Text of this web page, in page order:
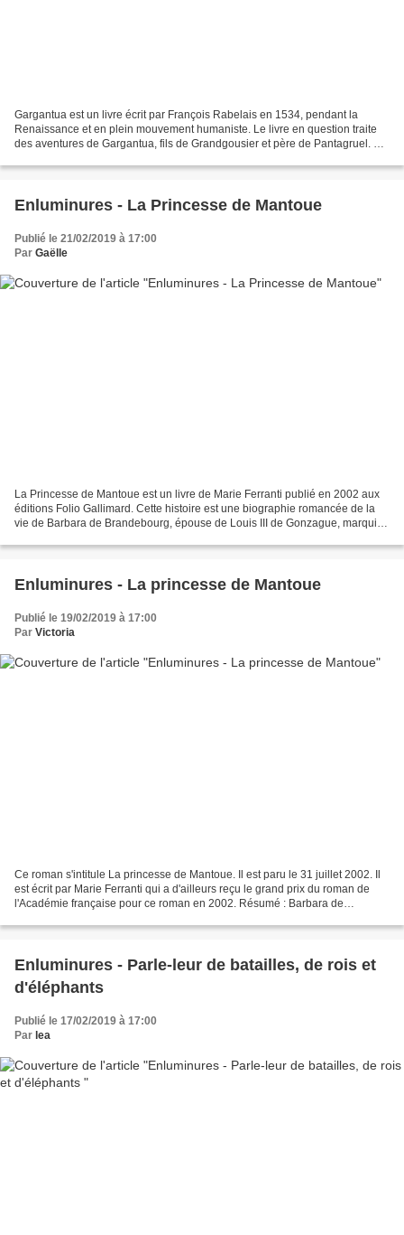
Gargantua est un livre écrit par François Rabelais en 1534, pendant la
Renaissance et en plein mouvement humaniste. Le livre en question traite
des aventures de Gargantua, fils de Grandgousier et père de Pantagruel. Né
Enluminures - La Princesse de Mantoue
Publié le 21/02/2019 à 17:00
Par Gaëlle
La Princesse de Mantoue est un livre de Marie Ferranti publié en 2002 aux
éditions Folio Gallimard. Cette histoire est une biographie romancée de la
vie de Barbara de Brandebourg, épouse de Louis III de Gonzague, marquis
Enluminures - La princesse de Mantoue
Publié le 19/02/2019 à 17:00
Par Victoria
Ce roman s'intitule La princesse de Mantoue. Il est paru le 31 juillet 2002. Il
est écrit par Marie Ferranti qui a d'ailleurs reçu le grand prix du roman de
l'Académie française pour ce roman en 2002. Résumé : Barbara de
Enluminures - Parle-leur de batailles, de rois et
d'éléphants
Publié le 17/02/2019 à 17:00
Par lea